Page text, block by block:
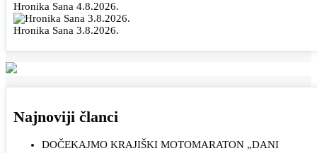
Hronika Sana 4.8.2026.
Hronika Sana 3.8.2026.
Najnoviji članci
DOČEKAJMO KRAJIŠKI MOTOMARATON „DANI